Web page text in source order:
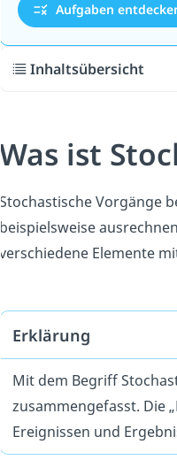
Aufgaben
Inhaltsübersicht
Was ist
Stochastische Vorgänge
beispielsweise
verschiedeneElemente
Erklärung
Mit dem Begriff
zusammengefasst. Die
Ereignissen und